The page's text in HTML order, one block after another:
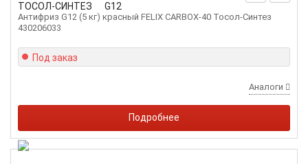
ТОСОЛ-СИНТЕЗ G12
Антифриз G12 (5 кг) красный FELIX CARBOX-40 Тосол-Синтез
430206033
Под заказ
Аналоги
Подробнее